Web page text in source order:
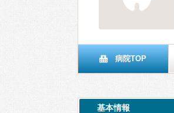
病院TOP
基本情報